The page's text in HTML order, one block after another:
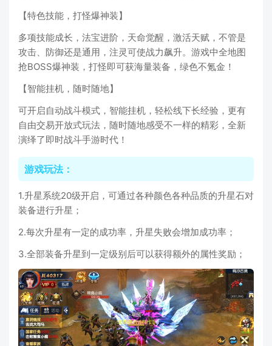
【特色技能，打怪爆神装】
多项技能成长，法宝进阶，天命觉醒，激活天赋，不管是
攻击、防御还是通用，注灵可使战力飙升。游戏中全地图
抢BOSS爆神装，打怪即可获海量装备，绿色不氪金！
【智能挂机，随时随地】
可开启自动战斗模式，智能挂机，轻松线下长经验，更有
自由交易开放式玩法，随时随地感受不一样的精彩，全新
演绎了即时战斗手游时代！
游戏玩法：
1.升星系统20级开启，可通过各种颜色各种品质的升星石对
装备进行升星；
2.每次升星有一定的成功率，升星失败会增加成功率；
3.全部装备升星到一定级别后可以获得额外的属性奖励；